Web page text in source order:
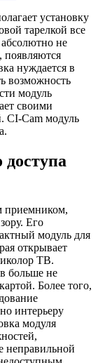
установку
тарелкой все
не
появляются
нуждается в
возможность
модуль
своими
CI-Cam модуль
доступа
приемником,
Его
модуль для
открывает
ТВ.
больше не
Более того,
интерьеру
модуля
неправильной